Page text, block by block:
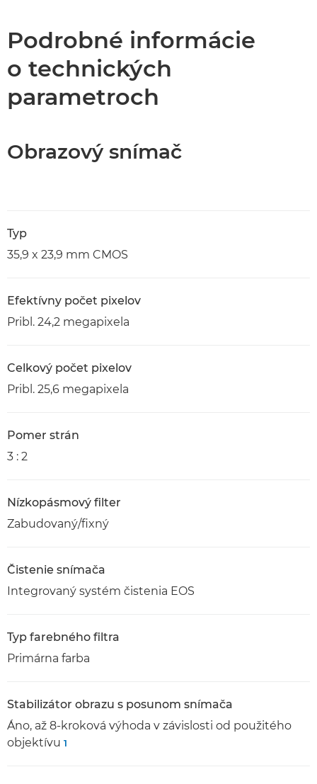
Podpora
Podrobné informácie
o technických
parametroch
Obrazový snímač
Typ
35,9 x 23,9 mm CMOS
Efektívny počet pixelov
Pribl. 24,2 megapixela
Celkový počet pixelov
Pribl. 25,6 megapixela
Pomer strán
3 : 2
Nízkopásmový filter
Zabudovaný/fixný
Čistenie snímača
Integrovaný systém čistenia EOS
Typ farebného filtra
Primárna farba
Stabilizátor obrazu s posunom snímača
Áno, až 8-kroková výhoda v závislosti od použitého
objektívu 1